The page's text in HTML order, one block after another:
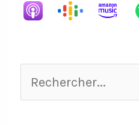
Rechercher...